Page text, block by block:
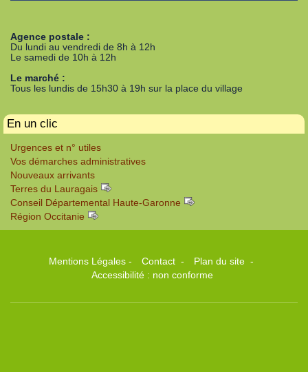
Agence postale :
Du lundi au vendredi de 8h à 12h
Le samedi de 10h à 12h
Le marché :
Tous les lundis de 15h30 à 19h sur la place du village
En un clic
Urgences et n° utiles
Vos démarches administratives
Nouveaux arrivants
Terres du Lauragais
Conseil Départemental Haute-Garonne
Région Occitanie
Mentions Légales- Contact - Plan du site -
Accessibilité : non conforme